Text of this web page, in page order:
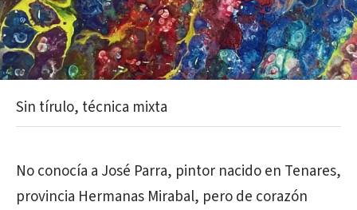
Sin tírulo, técnica mixta
No conocía a José Parra, pintor nacido en Tenares,
provincia Hermanas Mirabal, pero de corazón